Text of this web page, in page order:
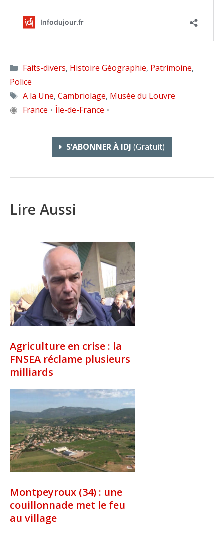
Catégories
Faits-divers, Histoire Géographie, Patrimoine,
Police
Étiquettes
A la Une, Cambriolage, Musée du Louvre
◉ France • Île-de-France •
S’ABONNER À IDJ (gratuit)
Lire Aussi
Agriculture en crise : la
FNSEA réclame plusieurs
milliards
Montpeyroux (34) : une
couillonnade met le feu
au village